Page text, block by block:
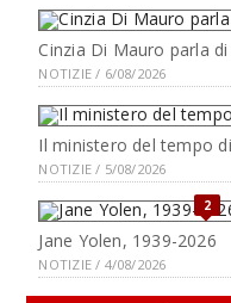
Cinzia Di Mauro parla
NOTIZIE / 6/08/2026
Il ministero del tempo
NOTIZIE / 5/08/2026
2
Jane Yolen, 1939-2026
NOTIZIE / 4/08/2026